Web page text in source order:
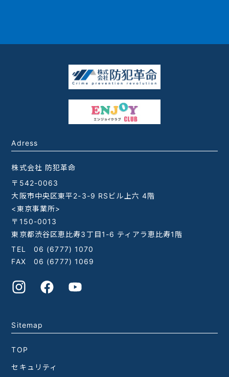
Adress
株式会社 防犯革命
〒542-0063
大阪市中央区東平2-3-9 RSビル上六 4階
<東京事業所>
〒150-0013
東京都渋谷区恵比寿3丁目1-6 ティアラ恵比寿1階
TEL 06 (6777) 1070
FAX 06 (6777) 1069
Sitemap
TOP
セキュリティ